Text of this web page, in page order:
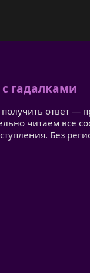
гадалками
ответ —
читаем все
Без